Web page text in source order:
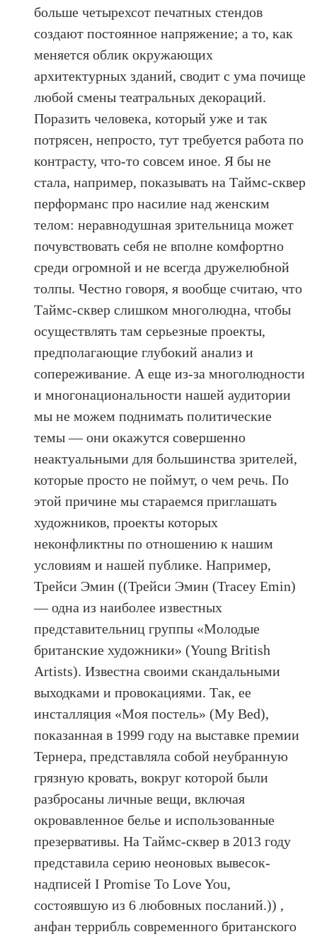
больше четырехсот печатных стендов
создают постоянное напряжение; а то, как
меняется облик окружающих
архитектурных зданий, сводит с ума почище
любой смены театральных декораций.
Поразить человека, который уже и так
потрясен, непросто, тут требуется работа по
контрасту, что-то совсем иное. Я бы не
стала, например, показывать на Таймс-сквер
перформанс про насилие над женским
телом: неравнодушная зрительница может
почувствовать себя не вполне комфортно
среди огромной и не всегда дружелюбной
толпы. Честно говоря, я вообще считаю, что
Таймс-сквер слишком многолюдна, чтобы
осуществлять там серьезные проекты,
предполагающие глубокий анализ и
сопереживание. А еще из-за многолюдности
и многонациональности нашей аудитории
мы не можем поднимать политические
темы — они окажутся совершенно
неактуальными для большинства зрителей,
которые просто не поймут, о чем речь. По
этой причине мы стараемся приглашать
художников, проекты которых
неконфликтны по отношению к нашим
условиям и нашей публике. Например,
Трейси Эмин ((Трейси Эмин (Tracey Emin)
— одна из наиболее известных
представительниц группы «Молодые
британские художники» (Young British
Artists). Известна своими скандальными
выходками и провокациями. Так, ее
инсталляция «Моя постель» (My Bed),
показанная в 1999 году на выставке премии
Тернера, представляла собой неубранную
грязную кровать, вокруг которой были
разбросаны личные вещи, включая
окровавленное белье и использованные
презервативы. На Таймс-сквер в 2013 году
представила серию неоновых вывесок-
надписей I Promise To Love You,
состоявшую из 6 любовных посланий.)) ,
анфан террибль современного британского